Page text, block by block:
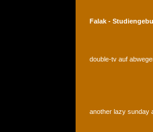
Falak -
double-tv auf
another lazy sunday